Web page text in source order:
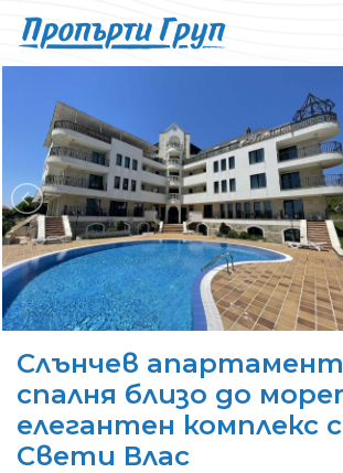
Слънчев апартамент
спалня близо до
елегантен комплекс
Свети Влас